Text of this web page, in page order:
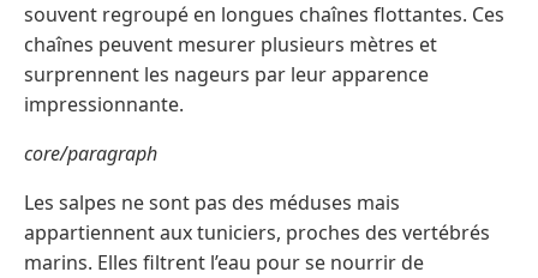
souvent regroupé en longues chaînes flottantes. Ces
chaînes peuvent mesurer plusieurs mètres et
surprennent les nageurs par leur apparence
impressionnante.
core/paragraph
Les salpes ne sont pas des méduses mais
appartiennent aux tuniciers, proches des vertébrés
marins. Elles filtrent l’eau pour se nourrir de